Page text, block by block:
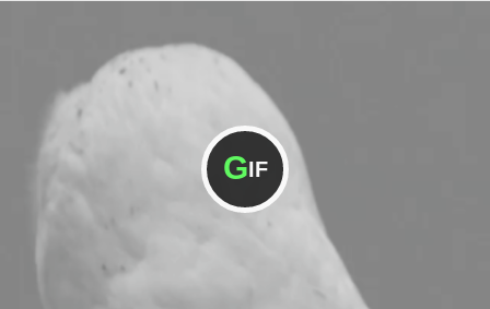
GIF